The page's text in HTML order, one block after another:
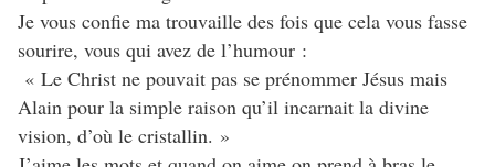
Je vous confie ma trouvaille des fois que cela vous fasse
sourire, vous qui avez de l’humour :
« Le Christ ne pouvait pas se prénommer Jésus mais
Alain pour la simple raison qu’il incarnait la divine
vision, d’où le cristallin. »